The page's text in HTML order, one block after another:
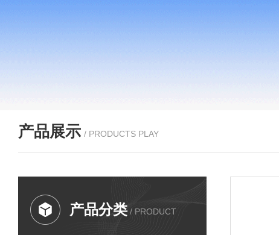
产品展示 / PRODUCTS PLAY
产品分类 / PRODUCT